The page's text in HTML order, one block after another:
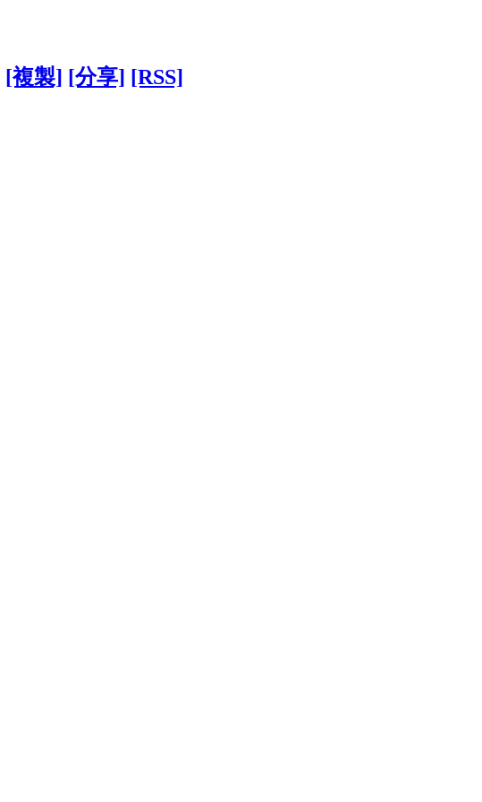
[複製] [分享] [RSS]